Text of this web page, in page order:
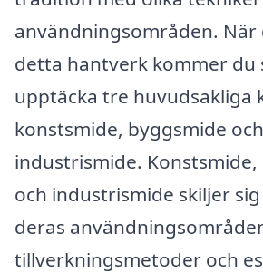
användningsområden.
detta hantverk kommer du
upptäcka tre huvudsakliga
konstsmide, byggsmide och
industrismide.
och industrismide skiljer
deras
tillverkningsmetoder och